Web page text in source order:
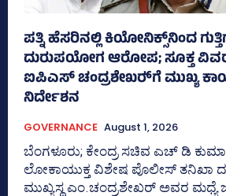
ಪತ್ನಿ ಹೆಸರಿನಲ್ಲಿ ಕಿಯೋನಿಕ್ಸ್‌ನಿಂದ
ದುರುಪಯೋಗ ಆರೋಪ; ಸೂಕ್ತ
ಐಪಿಎಸ್‌ ಚಂದ್ರಶೇಖರ್‍‌ಗೆ ಮುಖ್ಯ
ನಿರ್ದೇಶನ
GOVERNANCE August 1, 2026
ಬೆಂಗಳೂರು; ಕೇಂದ್ರ ಸಚಿವ ಎಚ್‌ ಡಿ
ಲೋಕಾಯುಕ್ತ ವಿಶೇಷ ಪೊಲೀಸ್‌ ತನಿಖಾ
ಮುಖ್ಯಸ್ಥ ಎಂ.ಚಂದ್ರಶೇಖರ್‌ ಅವರ ಮಧ್ಯೆ